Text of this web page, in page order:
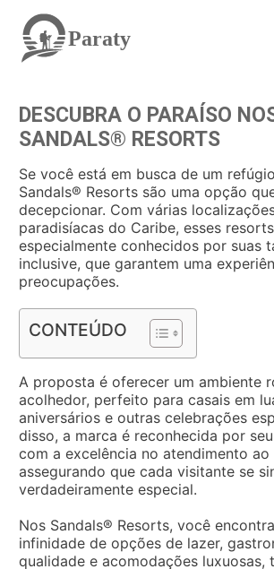
Paraty
DESCUBRA O PARAÍSO
SANDALS® RESORTS
Se você está em busca de um
Sandals® Resorts são uma opção
decepcionar. Com várias
paradisíacas do Caribe, esses
especialmente conhecidos por suas
inclusive, que garantem uma
preocupações.
CONTEÚDO
A proposta é oferecer um ambiente
acolhedor, perfeito para casais em
aniversários e outras celebrações
disso, a marca é reconhecida por
com a excelência no atendimento ao
assegurando que cada visitante se
verdadeiramente especial.
Nos Sandals® Resorts, você
infinidade de opções de lazer,
qualidade e acomodações luxuosas,